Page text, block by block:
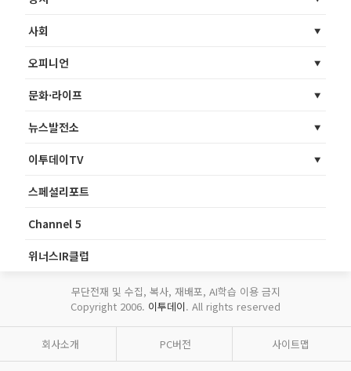
사회
오피니언
문화·라이프
뉴스발전소
이투데이TV
스페셜리포트
Channel 5
위너스IR클럽
무단전재 및 수집, 복사, 재배포, AI학습 이용 금지
Copyright 2006. 이투데이. All rights reserved
회사소개 PC버전 사이트맵